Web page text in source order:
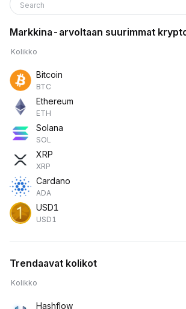
Search
Markkina-arvoltaan suurimmat
Kolikko
Bitcoin
BTC
Ethereum
ETH
Solana
SOL
XRP
XRP
Cardano
ADA
USD1
USD1
Trendaavat kolikot
Kolikko
Hashflow